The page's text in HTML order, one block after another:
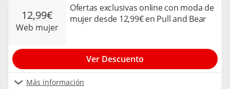
12,99€
web mujer
Ofertas exclusivas online con moda de
mujer desde 12,99€ en Pull and Bear
Más información
Ver Descuento